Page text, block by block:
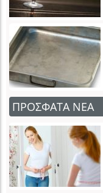
ΠΡΟΣΦΑΤΑ ΝΕΑ